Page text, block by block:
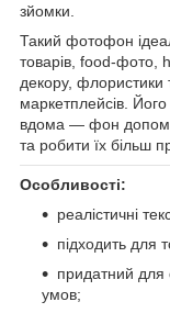
зйомки.
Такий фотофон
товарів, food-фото,
декору, флористики
маркетплейсів. Його
вдома — фон
та робити їх більш
Особливості:
реалістичні
підходить для
придатний для
умов;